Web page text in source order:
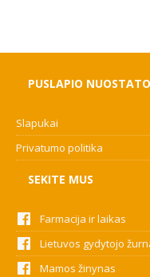
PUSLAPIO
Slapukai
Privatumo politika
SEKITE MUS
Farmacija ir laikas
Lietuvos gydytojo
Mamos žinynas